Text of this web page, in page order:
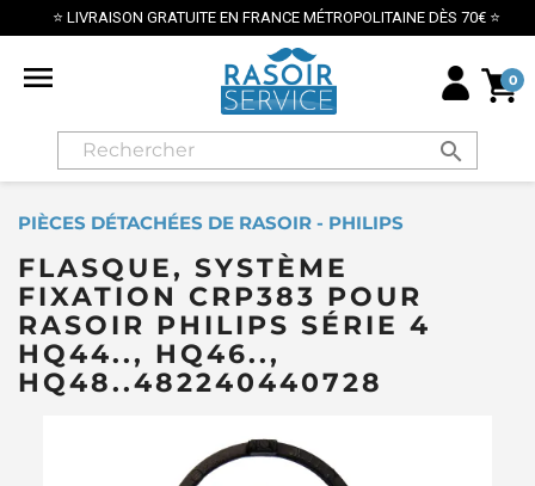
⭐ LIVRAISON GRATUITE EN FRANCE MÉTROPOLITAINE DÈS 70€ ⭐
 0
search
PIÈCES DÉTACHÉES DE RASOIR - PHILIPS
FLASQUE, SYSTÈME
FIXATION CRP383 POUR
RASOIR PHILIPS SÉRIE 4
HQ44.., HQ46..,
HQ48..482240440728